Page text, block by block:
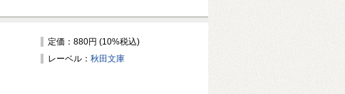
定価：880円 (10%税込)
レーベル： 秋田文庫